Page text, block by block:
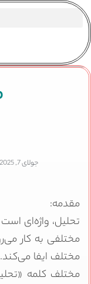
جولای 7, 2025
مقدمه:
تحلیل، واژه‌ای
مختلفی به کار
مختلف ایفا
مختلف کلمه